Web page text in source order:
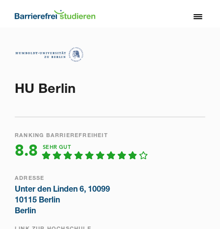
HU Berlin
RANKING BARRIEREFREIHEIT
8.8 SEHR GUT
ADRESSE
Unter den Linden 6, 10099
10115 Berlin
Berlin